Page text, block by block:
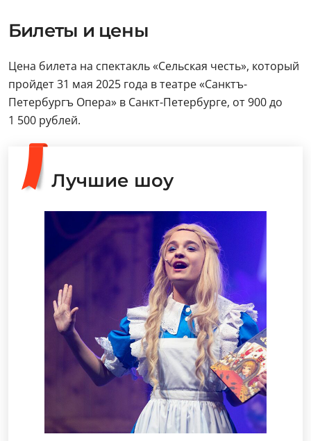
Билеты и цены
Цена билета на спектакль «Сельская честь», который
пройдет 31 мая 2025 года в театре «Санктъ-
Петербургъ Опера» в Санкт-Петербурге, от 900 до
1 500 рублей.
Лучшие шоу